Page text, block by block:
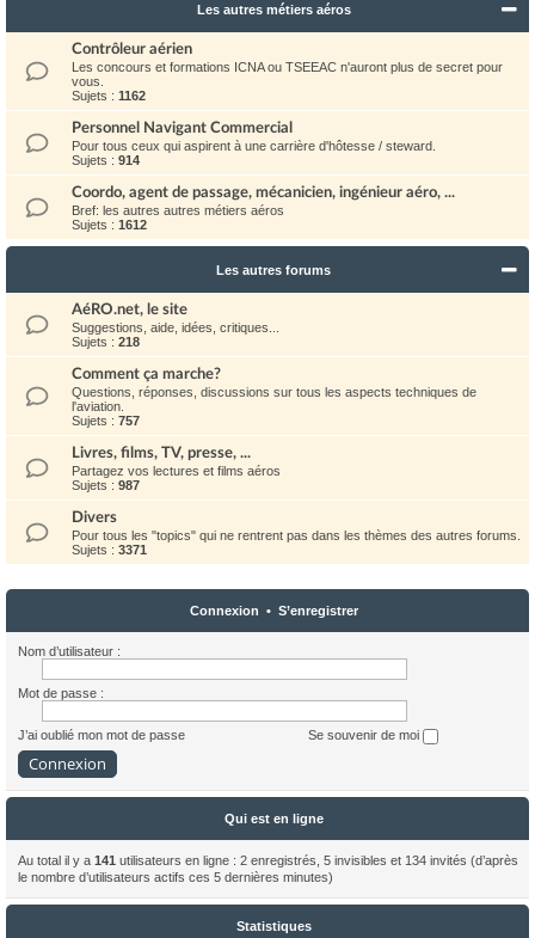
Les autres métiers aéros
Contrôleur aérien
Les concours et formations ICNA ou TSEEAC n'auront plus de secret pour
vous.
Sujets : 1162
Personnel Navigant Commercial
Pour tous ceux qui aspirent à une carrière d'hôtesse / steward.
Sujets : 914
Coordo, agent de passage, mécanicien, ingénieur aéro, ...
Bref: les autres autres métiers aéros
Sujets : 1612
Les autres forums
AéRO.net, le site
Suggestions, aide, idées, critiques...
Sujets : 218
Comment ça marche?
Questions, réponses, discussions sur tous les aspects techniques de
l'aviation.
Sujets : 757
Livres, films, TV, presse, ...
Partagez vos lectures et films aéros
Sujets : 987
Divers
Pour tous les "topics" qui ne rentrent pas dans les thèmes des autres forums.
Sujets : 3371
Connexion • S’enregistrer
Nom d’utilisateur :
Mot de passe :
J’ai oublié mon mot de passe Se souvenir de moi
Qui est en ligne
Au total il y a 141 utilisateurs en ligne : 2 enregistrés, 5 invisibles et 134 invités (d’après
le nombre d’utilisateurs actifs ces 5 dernières minutes)
Statistiques